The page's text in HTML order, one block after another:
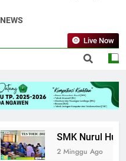
NEWS
Live Now
SMK Nurul Huda
2 Minggu Ago